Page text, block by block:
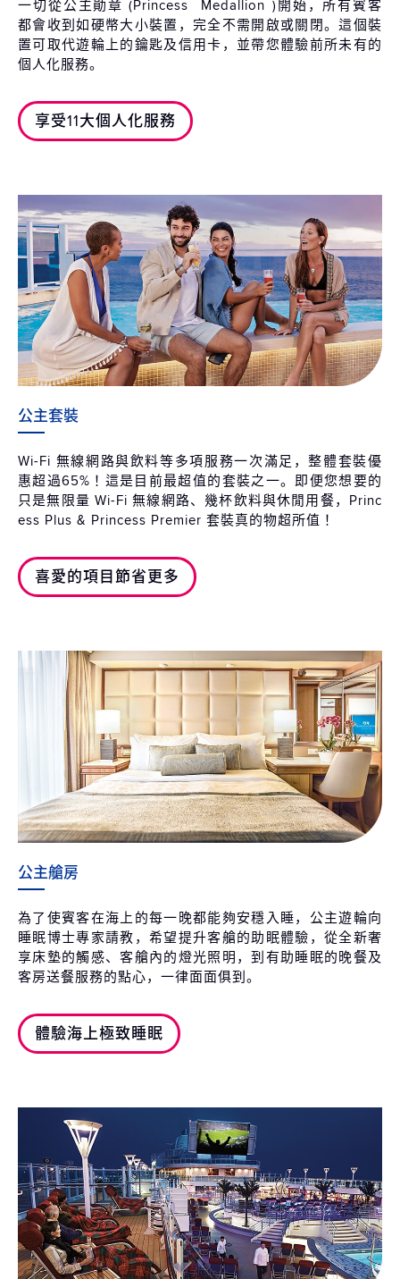
一切從公主勛章 (Princess Medallion )開始，所有賓客
都會收到如硬幣大小裝置，完全不需開啟或關閉。這個裝
置可取代遊輪上的鑰匙及信用卡，並帶您體驗前所未有的
個人化服務。
享受11大個人化服務
公主套裝
Wi-Fi 無線網路與飲料等多項服務一次滿足，整體套裝優
惠超過65%！這是目前最超值的套裝之一。即便您想要的
只是無限量 Wi-Fi 無線網路、幾杯飲料與休閒用餐，Princ
ess Plus & Princess Premier 套裝真的物超所值！
喜愛的項目節省更多
公主艙房
為了使賓客在海上的每一晚都能夠安穩入睡，公主遊輪向
睡眠博士專家請教，希望提升客艙的助眠體驗，從全新奢
享床墊的觸感、客艙內的燈光照明，到有助睡眠的晚餐及
客房送餐服務的點心，一律面面俱到。
體驗海上極致睡眠